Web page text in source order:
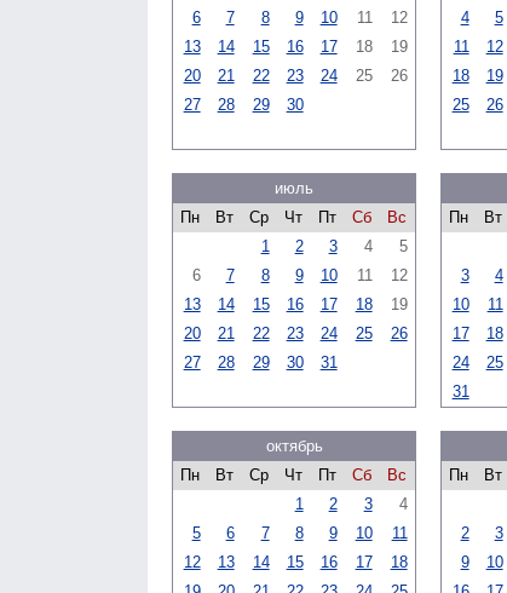
6
7 8 9 10 11
12
13
14 15 16 17 18
19
20
21 22 23 24 25
26
27
28 29 30
4
5
11
12
18
19
25
26
июль
Пн
Вт Ср Чт Пт Сб
Вс
1
2 3 4
5
6
7 8 9 10 11
12
13
14 15 16 17 18
19
20
21 22 23 24 25
26
27
28 29 30 31
Пн
Вт
3
4
10
11
17
18
24
25
31
октябрь
Пн
Вт Ср Чт Пт Сб
Вс
1
2 3
4
5
6 7 8 9 10
11
12
13 14 15 16 17
18
Пн
Вт
2
3
9
10